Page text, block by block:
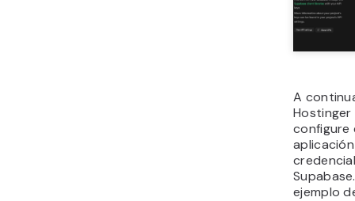
A
Hostinger
configure
ejemplo